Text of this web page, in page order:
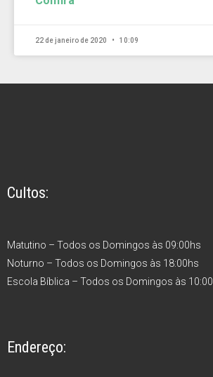
22 de janeiro de 2020 10:09
Cultos:
Matutino – Todos os Domingos às 09:00hs
Noturno – Todos os Domingos às 18:00hs
Escola Bíblica – Todos os Domingos às
Endereço: